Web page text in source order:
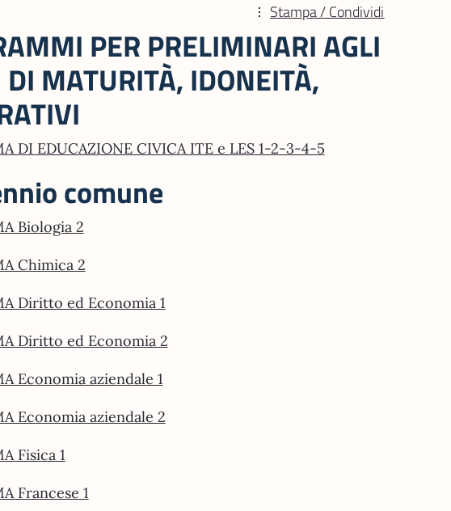
Stampa / Condividi
PER PRELIMINARI AGLI
MATURITÀ, IDONEITÀ,
DI EDUCAZIONE CIVICA ITE e LES 1-2-3-4-5
comune
Biologia 2
Chimica 2
Diritto ed Economia 1
Diritto ed Economia 2
Economia aziendale 1
Economia aziendale 2
Fisica 1
Francese 1